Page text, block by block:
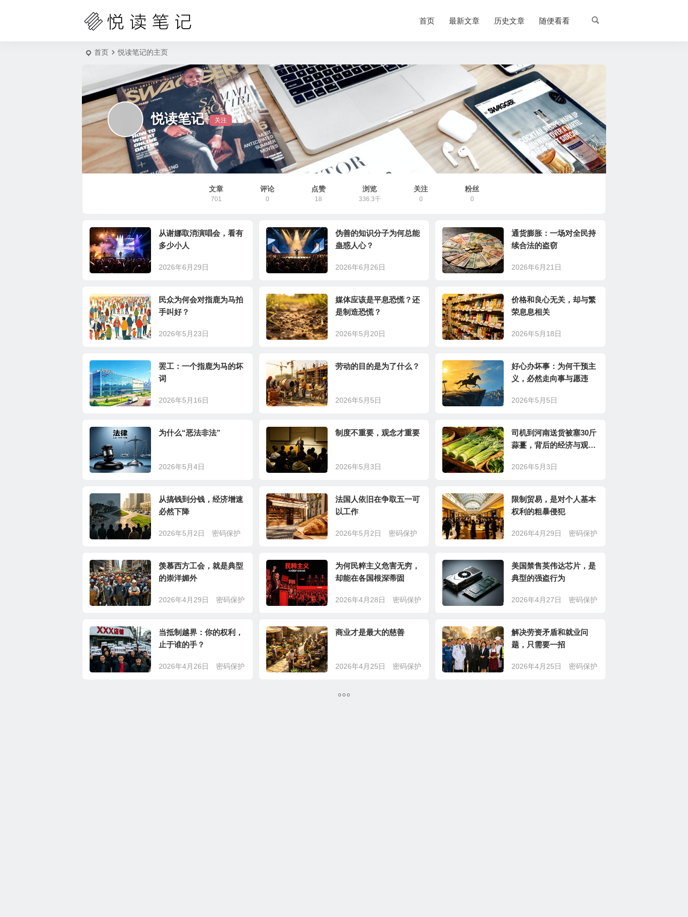
首页 最新文章 历史文章 随便看看
首页 悦读笔记的主页
悦读笔记 关注
文章
701
评论
0
点赞
18
浏览
336.3千
关注
0
粉丝
0
从谢娜取消演唱会，看有
多少小人
2026年6月29日
伪善的知识分子为何总能
蛊惑人心？
2026年6月26日
通货膨胀：一场对全民持
续合法的盗窃
2026年6月21日
民众为何会对指鹿为马拍
手叫好？
2026年5月23日
媒体应该是平息恐慌？还
是制造恐慌？
2026年5月20日
价格和良心无关，却与繁
荣息息相关
2026年5月18日
罢工：一个指鹿为马的坏
词
2026年5月16日
劳动的目的是为了什么？
2026年5月5日
好心办坏事：为何干预主
义，必然走向事与愿违
2026年5月5日
为什么“恶法非法”
2026年5月4日
制度不重要，观念才重要
2026年5月3日
司机到河南送货被塞30斤
蒜薹，背后的经济与观念
2026年5月3日
从搞钱到分钱，经济增速
必然下降
2026年5月2日 密码保护
法国人依旧在争取五一可
以工作
2026年5月2日 密码保护
限制贸易，是对个人基本
权利的粗暴侵犯
2026年4月29日 密码保护
羡慕西方工会，就是典型
的崇洋媚外
2026年4月29日 密码保护
为何民粹主义危害无穷，
却能在各国根深蒂固
2026年4月28日 密码保护
美国禁售英伟达芯片，是
典型的强盗行为
2026年4月27日 密码保护
当抵制越界：你的权利，
止于谁的手？
2026年4月26日 密码保护
商业才是最大的慈善
2026年4月25日 密码保护
解决劳资矛盾和就业问
题，只需要一招
2026年4月25日 密码保护